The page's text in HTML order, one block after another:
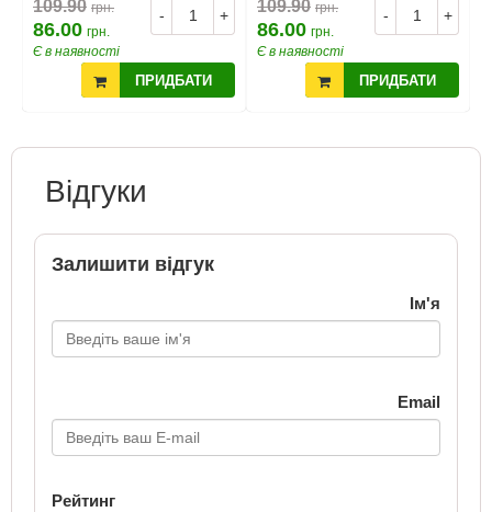
- +
109.90 грн.
86.00 грн.
Є в наявності
ПРИДБАТИ
- +
109.90 грн.
86.00 грн.
Є в наявності
ПРИДБАТИ
Відгуки
Залишити відгук
Ім'я
Email
Рейтинг